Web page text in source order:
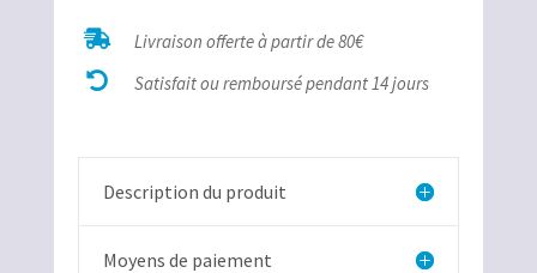
Clinozoïsite
bélière
 Livraison offerte à partir de 80€
 Satisfait ou remboursé pendant 14 jours
Description du produit
Moyens de paiement